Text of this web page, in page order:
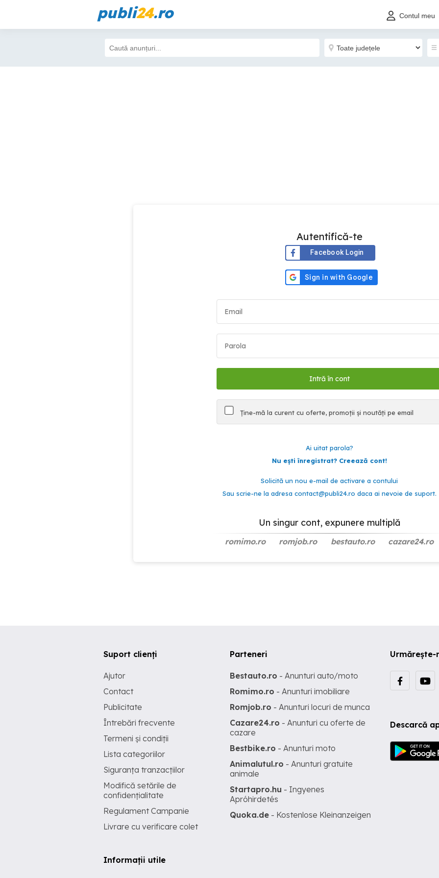
publi24.ro Contul meu
Autentifică-te
Facebook Login
Ține-mă la curent cu oferte, promoții și noutăți pe email
Ai uitat parola?
Nu ești înregistrat? Creează cont!
Solicită un nou e-mail de activare a contului
Sau scrie-ne la adresa contact@publi24.ro daca ai nevoie de suport.
Un singur cont, expunere multiplă
romimo.ro romjob.ro bestauto.ro cazare24.ro
Urmărește-
Descarcă
Suport clienți
Ajutor
Contact
Publicitate
Întrebări frecvente
Termeni și condiții
Lista categoriilor
Siguranța tranzacțiilor
Modifică setările de
confidențialitate
Regulament Campanie
Livrare cu verificare colet
Informații utile
Parteneri
Bestauto.ro - Anunturi auto/moto
Romimo.ro - Anunturi imobiliare
Romjob.ro - Anunturi locuri de munca
Cazare24.ro - Anunturi cu oferte de
cazare
Bestbike.ro - Anunturi moto
Animalutul.ro - Anunturi gratuite
animale
Startapro.hu - Ingyenes
Apróhirdetés
Quoka.de - Kostenlose Kleinanzeigen